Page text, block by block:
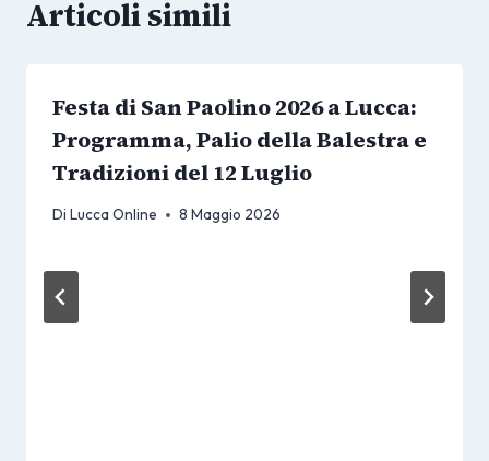
Articoli simili
Festa di San Paolino 2026 a Lucca:
Programma, Palio della Balestra e
Tradizioni del 12 Luglio
Di Lucca Online 8 Maggio 2026